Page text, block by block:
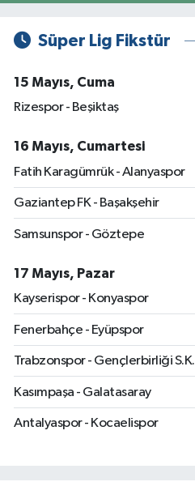
Süper Lig Fikstür
15 Mayıs, Cuma
Rizespor - Beşiktaş
16 Mayıs, Cumartesi
Fatih Karagümrük - Alanyaspor
Gaziantep FK - Başakşehir
Samsunspor - Göztepe
17 Mayıs, Pazar
Kayserispor - Konyaspor
Fenerbahçe - Eyüpspor
Trabzonspor - Gençlerbirliği S.K.
Kasımpaşa - Galatasaray
Antalyaspor - Kocaelispor